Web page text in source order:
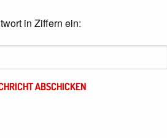
in Ziffern ein:
ABSCHICKEN